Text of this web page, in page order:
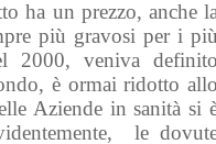
ha un prezzo, anche la
più gravosi per i più
2000, veniva definito
è ormai ridotto allo
Aziende in sanità si
le